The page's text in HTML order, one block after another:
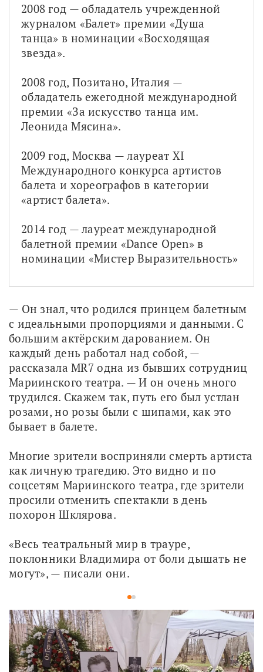
2008 год — обладатель учрежденной
журналом «Балет» премии «Душа
танца» в номинации «Восходящая
звезда».
2008 год, Позитано, Италия —
обладатель ежегодной международной
премии «За искусство танца им.
Леонида Мясина».
2009 год, Москва — лауреат ХI
Международного конкурса артистов
балета и хореографов в категории
«артист балета».
2014 год — лауреат международной
балетной премии «Dance Open» в
номинации «Мистер Выразительность»
— Он знал, что родился принцем балетным
с идеальными пропорциями и данными. С
большим актёрским дарованием. Он
каждый день работал над собой, —
рассказала MR7 одна из бывших сотрудниц
Мариинского театра. — И он очень много
трудился. Скажем так, путь его был устлан
розами, но розы были с шипами, как это
бывает в балете.
Многие зрители восприняли смерть артиста
как личную трагедию. Это видно и по
соцсетям Мариинского театра, где зрители
просили отменить спектакли в день
похорон Шклярова.
«Весь театральный мир в трауре,
поклонники Владимира от боли дышать не
могут», — писали они.
12